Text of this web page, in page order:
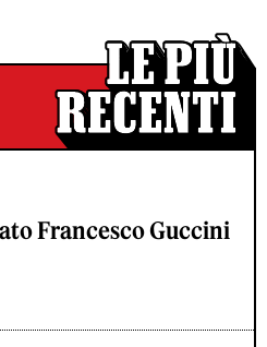
Francesco Guccini